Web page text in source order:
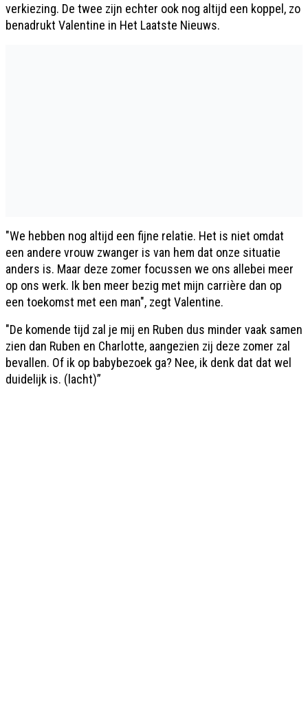
verkiezing. De twee zijn echter ook nog altijd een koppel, zo
benadrukt Valentine in Het Laatste Nieuws.
"We hebben nog altijd een fijne relatie. Het is niet omdat
een andere vrouw zwanger is van hem dat onze situatie
anders is. Maar deze zomer focussen we ons allebei meer
op ons werk. Ik ben meer bezig met mijn carrière dan op
een toekomst met een man", zegt Valentine.
"De komende tijd zal je mij en Ruben dus minder vaak samen
zien dan Ruben en Charlotte, aangezien zij deze zomer zal
bevallen. Of ik op babybezoek ga? Nee, ik denk dat dat wel
duidelijk is. (lacht)”